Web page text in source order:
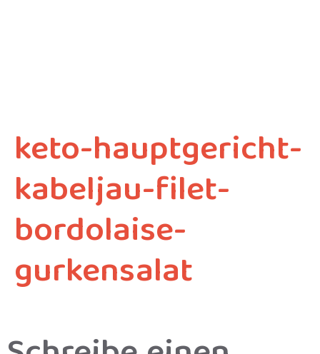
keto-hauptgericht-
kabeljau-filet-
bordolaise-
gurkensalat